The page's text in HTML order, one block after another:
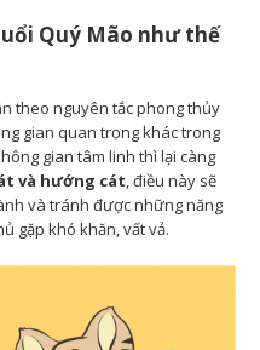
Quý Mão như thế
theo nguyên tắc phong thủy
gian quan trọng khác trong
gian tâm linh thì lại càng
và hướng cát, điều này sẽ
và tránh được những năng
gặp khó khăn, vất vả.